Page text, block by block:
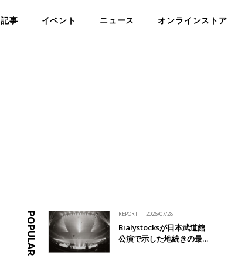
記事 イベント ニュース オンラインストア
POPULAR REPORT 2026/07/28
Bialystocksが日本武道館
公演で示した地続きの最…